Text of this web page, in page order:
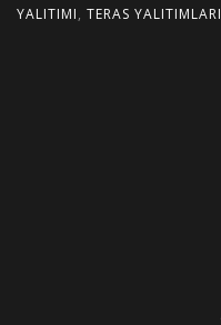
YALITIMI, TERAS YALITIMLARI